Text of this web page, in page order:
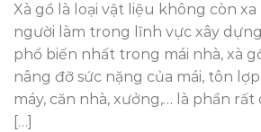
Xà gồ là loại vật liệu không còn
người làm trong lĩnh vực xây
phổ biến nhất trong mái nhà, xà
nâng đỡ sức nặng của mái, tôn
máy, căn nhà, xưởng,… là phần
[…]